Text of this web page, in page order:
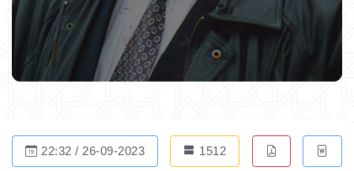
22:32 / 26-09-2023 1512